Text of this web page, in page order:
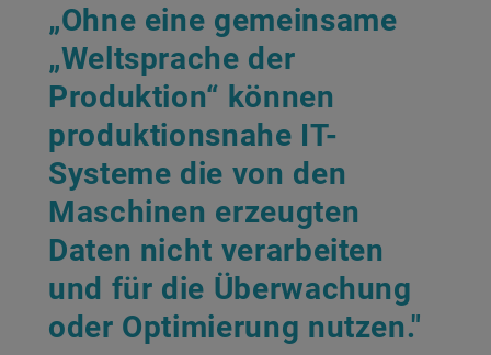
„Ohne eine gemeinsame
„Weltsprache der
Produktion“ können
produktionsnahe IT-
Systeme die von den
Maschinen erzeugten
Daten nicht verarbeiten
und für die Überwachung
oder Optimierung nutzen."